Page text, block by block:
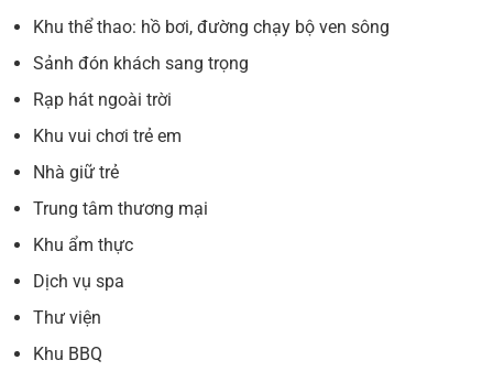
Khu thể thao: hồ bơi, đường chạy bộ ven sông
Sảnh đón khách sang trọng
Rạp hát ngoài trời
Khu vui chơi trẻ em
Nhà giữ trẻ
Trung tâm thương mại
Khu ẩm thực
Dịch vụ spa
Thư viện
Khu BBQ